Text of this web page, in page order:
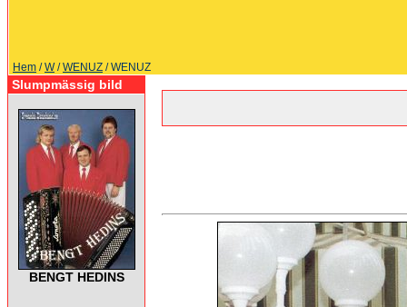
Hem /W/WENUZ / WENUZ
Slumpmässig bild
BENGT HEDINS